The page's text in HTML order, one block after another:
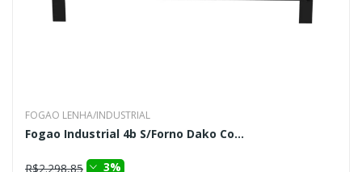
FOGAO LENHA/INDUSTRIAL
Fogao Industrial 4b S/Forno Dako Co...
R$2.298,85 3%